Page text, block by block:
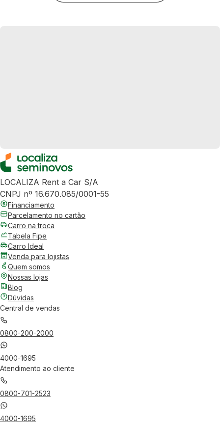
LOCALIZA Rent a Car S/A
CNPJ nº 16.670.085/0001-55
Financiamento
Parcelamento no cartão
Carro na troca
Tabela Fipe
Carro Ideal
Venda para lojistas
Quem somos
Nossas lojas
Blog
Dúvidas
Central de vendas
0800-200-2000
4000-1695
Atendimento ao cliente
0800-701-2523
4000-1695